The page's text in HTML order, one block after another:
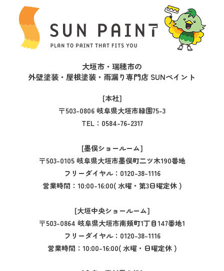
大垣市・瑞穂市の
外壁塗装・屋根塗装・雨漏り専門店 SUNペイント
[本社]
〒503-0806 岐阜県大垣市緑園75-3
TEL： 0584-76-2317
[墨俣ショールーム]
〒503-0105 岐阜県大垣市墨俣町二ツ木190番地
フリーダイヤル： 0120-38-1116
営業時間：10:00-16:00( 水曜・第3日曜定休 )
[大垣中央ショールーム]
〒503-0864 岐阜県大垣市南頬町1丁目147番地1
フリーダイヤル： 0120-38-1116
営業時間：10:00-16:00( 水曜・日曜定休 )